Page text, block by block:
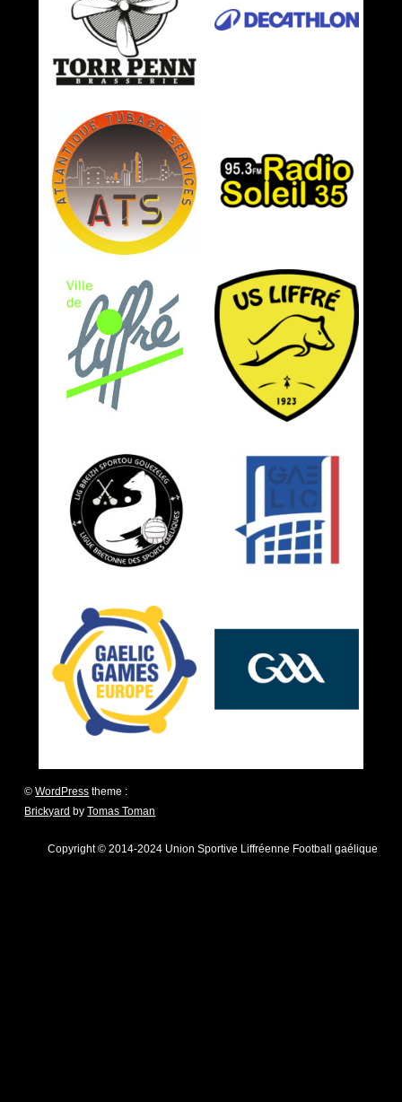
©WordPress theme :
Brickyard byTomas Toman
Copyright © 2014-2024 Union Sportive Liffréenne Football gaélique